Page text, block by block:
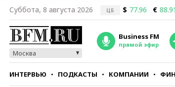
Суббота, 8 августа 2026 ЦБ $ 77.96 € 88.91
Москва
Business FM
прямой эфир
ИНТЕРВЬЮ ПОДКАСТЫ КОМПАНИИ